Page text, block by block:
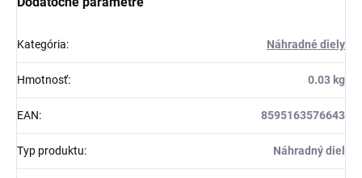
Kategória: Náhradné diely
Hmotnosť: 0.03 kg
EAN: 8595163576643
Typ produktu: Náhradný diel